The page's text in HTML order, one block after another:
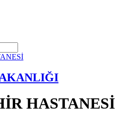
HASTANESİ